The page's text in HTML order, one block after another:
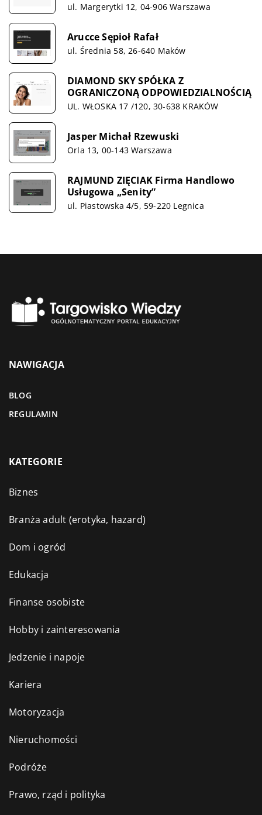
ul. Margerytki 12, 04-906 Warszawa
Arucce Sępioł Rafał
ul. Średnia 58, 26-640 Maków
DIAMOND SKY SPÓŁKA Z
OGRANICZONĄ ODPOWIEDZIALNOŚCIĄ
UL. WŁOSKA 17 /120, 30-638 KRAKÓW
Jasper Michał Rzewuski
Orla 13, 00-143 Warszawa
RAJMUND ZIĘCIAK Firma Handlowo
Usługowa „Senity”
ul. Piastowska 4/5, 59-220 Legnica
NAWIGACJA
BLOG
REGULAMIN
KATEGORIE
Biznes
Branża adult (erotyka, hazard)
Dom i ogród
Edukacja
Finanse osobiste
Hobby i zainteresowania
Jedzenie i napoje
Kariera
Motoryzacja
Nieruchomości
Podróże
Prawo, rząd i polityka